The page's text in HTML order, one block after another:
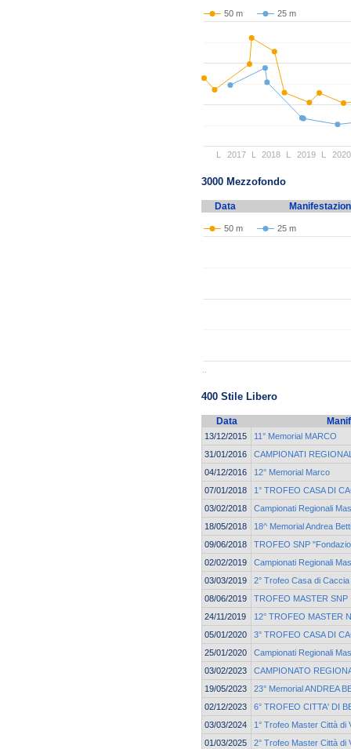
50 m 25 m
2017 2018 2019 2020
L L L L
3000 Mezzofondo
Data
50 m 25 m
400 Stile Libero
Data
13/12/2015
11° Memorial MARCO
31/01/2016
CAMPIONATI
04/12/2016
12° Memorial Marco
07/01/2018
1° TROFEO CASA DI
03/02/2018
Campionati Regionali
18/05/2018
18^ Memorial Andrea
09/06/2018
TROFEO SNP
02/02/2019
Campionati Regionali
03/03/2019
2° Trofeo Casa di Caccia
08/06/2019
TROFEO MASTER SNP
24/11/2019
12° TROFEO MASTER
05/01/2020
3° TROFEO CASA DI
25/01/2020
Campionati Regionali
03/02/2023
CAMPIONATO
19/05/2023
23° Memorial ANDREA
02/12/2023
6° TROFEO CITTA' DI
03/03/2024
1° Trofeo Master Città di
01/03/2025
2° Trofeo Master Città di